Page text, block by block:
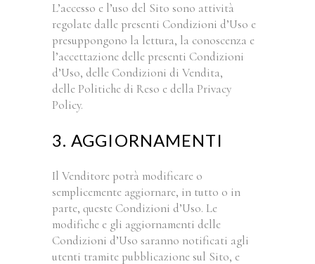
L’accesso e l’uso del Sito sono attività
regolate dalle presenti Condizioni d’Uso e
presuppongono la lettura, la conoscenza e
l’accettazione delle presenti Condizioni
d’Uso, delle Condizioni di Vendita,
delle Politiche di Reso e della Privacy
Policy.
3. AGGIORNAMENTI
Il Venditore potrà modificare o
semplicemente aggiornare, in tutto o in
parte, queste Condizioni d’Uso. Le
modifiche e gli aggiornamenti delle
Condizioni d’Uso saranno notificati agli
utenti tramite pubblicazione sul Sito, e